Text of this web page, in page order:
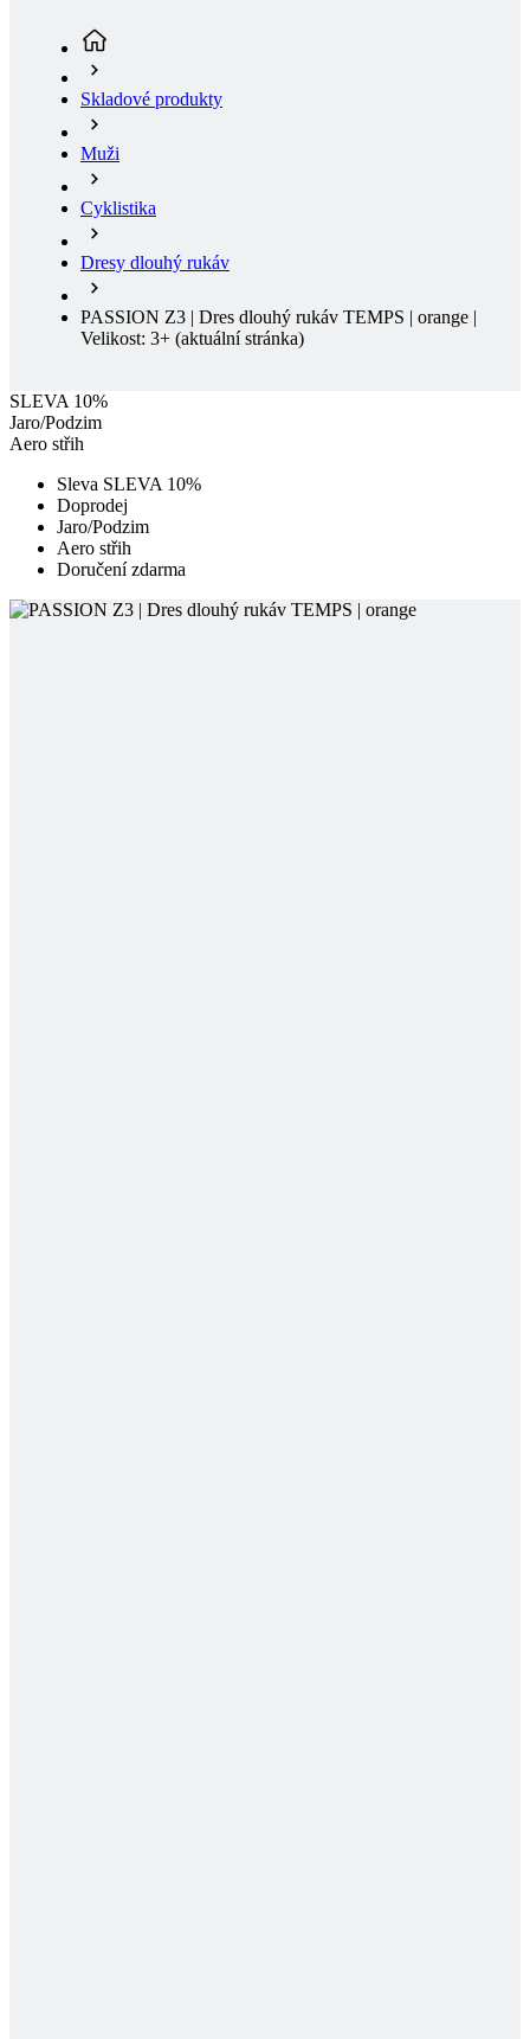
Muži
Cyklistika
Dresy dlouhý rukáv
PASSION Z3 | Dres dlouhý rukáv TEMPS | orange |
Velikost: 3+
SLEVA 10%
Jaro/Podzim
Aero střih
Doprodej
Jaro/Podzim
Aero střih